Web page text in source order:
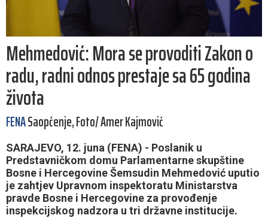
Mehmedović: Mora se provoditi Zakon o
radu, radni odnos prestaje sa 65 godina
života
FENASaopćenje, Foto/ Amer Kajmović
SARAJEVO, 12. juna (FENA) - Poslanik u
Predstavničkom domu Parlamentarne skupštine
Bosne i Hercegovine Šemsudin Mehmedović uputio
je zahtjev Upravnom inspektoratu Ministarstva
pravde Bosne i Hercegovine za provođenje
inspekcijskog nadzora u tri državne institucije.